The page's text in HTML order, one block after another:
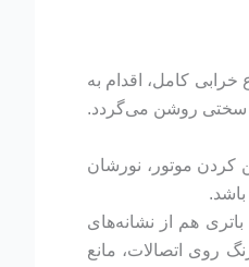
کامل، اقدام به
سختی روشن می‌گردد.
کردن موتور، نورشان
هم از نشانه‌های
روی اتصالات، مانع